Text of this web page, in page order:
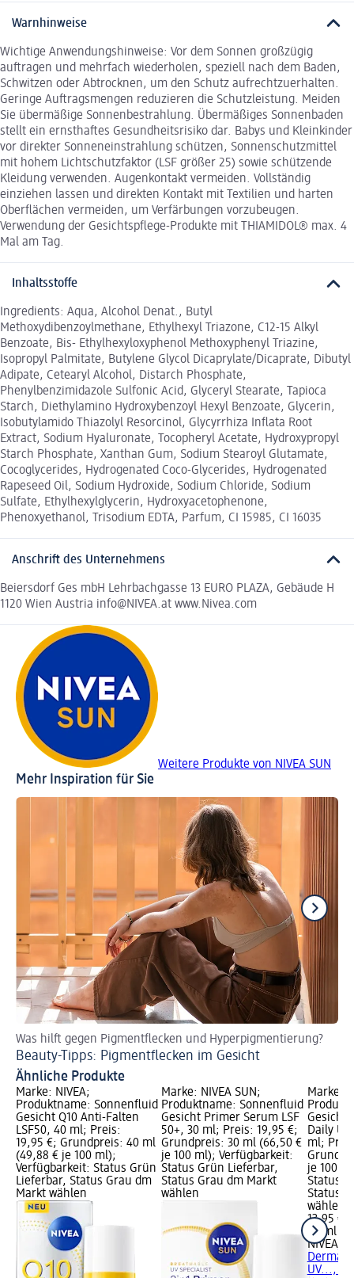
Warnhinweise
Wichtige Anwendungshinweise: Vor dem Sonnen großzügig
auftragen und mehrfach wiederholen, speziell nach dem Baden,
Schwitzen oder Abtrocknen, um den Schutz aufrechtzuerhalten.
Geringe Auftragsmengen reduzieren die Schutzleistung. Meiden
Sie übermäßige Sonnenbestrahlung. Übermäßiges Sonnenbaden
stellt ein ernsthaftes Gesundheitsrisiko dar. Babys und Kleinkinder
vor direkter Sonneneinstrahlung schützen, Sonnenschutzmittel
mit hohem Lichtschutzfaktor (LSF größer 25) sowie schützende
Kleidung verwenden. Augenkontakt vermeiden. Vollständig
einziehen lassen und direkten Kontakt mit Textilien und harten
Oberflächen vermeiden, um Verfärbungen vorzubeugen.
Verwendung der Gesichtspflege-Produkte mit THIAMIDOL® max. 4
Mal am Tag.
Inhaltsstoffe
Ingredients: Aqua, Alcohol Denat., Butyl
Methoxydibenzoylmethane, Ethylhexyl Triazone, C12-15 Alkyl
Benzoate, Bis- Ethylhexyloxyphenol Methoxyphenyl Triazine,
Isopropyl Palmitate, Butylene Glycol Dicaprylate/Dicaprate, Dibutyl
Adipate, Cetearyl Alcohol, Distarch Phosphate,
Phenylbenzimidazole Sulfonic Acid, Glyceryl Stearate, Tapioca
Starch, Diethylamino Hydroxybenzoyl Hexyl Benzoate, Glycerin,
Isobutylamido Thiazolyl Resorcinol, Glycyrrhiza Inflata Root
Extract, Sodium Hyaluronate, Tocopheryl Acetate, Hydroxypropyl
Starch Phosphate, Xanthan Gum, Sodium Stearoyl Glutamate,
Cocoglycerides, Hydrogenated Coco-Glycerides, Hydrogenated
Rapeseed Oil, Sodium Hydroxide, Sodium Chloride, Sodium
Sulfate, Ethylhexylglycerin, Hydroxyacetophenone,
Phenoxyethanol, Trisodium EDTA, Parfum, CI 15985, CI 16035
Anschrift des Unternehmens
Beiersdorf Ges mbH Lehrbachgasse 13 EURO PLAZA, Gebäude H
1120 Wien Austria info@NIVEA.at www.Nivea.com
Weitere Produkte von NIVEA SUN
Mehr Inspiration für Sie
Was hilft gegen Pigmentflecken und Hyperpigmentierung?
Beauty-Tipps: Pigmentflecken im Gesicht
Ähnliche Produkte
Marke: NIVEA;
Produktname: Sonnenfluid
Gesicht Q10 Anti-Falten
LSF50, 40 ml; Preis:
19,95 €; Grundpreis: 40 ml
(49,88 € je 100 ml);
Verfügbarkeit: Status Grün
Lieferbar, Status Grau dm
Markt wählen
Marke: NIVEA SUN;
Produktname: Sonnenfluid
Gesicht Primer Serum LSF
50+, 30 ml; Preis: 19,95 €;
Grundpreis: 30 ml (66,50 €
je 100 ml); Verfügbarkeit:
Status Grün Lieferbar,
Status Grau dm Markt
wählen
Marke:
Gesicht
Daily
ml;
je 100
Status
Status
wählen
13,95 €
40 ml
NIVEA
Derma
UV...,